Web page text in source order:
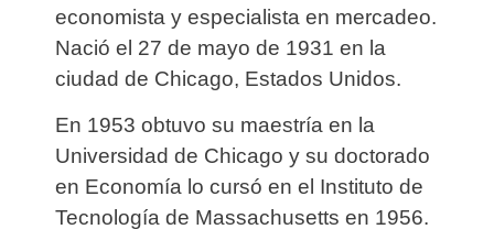
economista y especialista en mercadeo.
Nació el 27 de mayo de 1931 en la
ciudad de Chicago, Estados Unidos.
En 1953 obtuvo su maestría en la
Universidad de Chicago y su doctorado
en Economía lo cursó en el Instituto de
Tecnología de Massachusetts en 1956.